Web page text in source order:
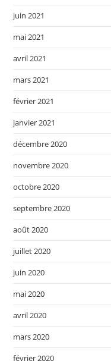
juin 2021
mai 2021
avril 2021
mars 2021
février 2021
janvier 2021
décembre 2020
novembre 2020
octobre 2020
septembre 2020
août 2020
juillet 2020
juin 2020
mai 2020
avril 2020
mars 2020
février 2020